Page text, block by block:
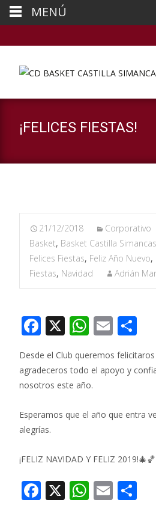
¡FELICES FIESTAS!
21/12/2018 Corporativo
Basket, Basket Castilla Simancas
Felices Fiestas, Feliz Año Nuevo,
Fiestas, Navidad Adrián
F
ac
e
b
o
k
X W
at
s
p
E
m
ai
l
m
ti
Desde el Club queremos
agradeceros todo el apoyo y
nosotros este año.
Esperamos que el año que entra
alegrías.
¡FELIZ NAVIDAD Y FELIZ 2019!🎄🏀
F X W E
MENÚ